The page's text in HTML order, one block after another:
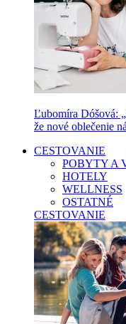
Ľubomíra Dóšová:
že nové oblečenie
CESTOVANIE
POBYTY A
HOTELY
WELLNESS
OSTATNÉ
CESTOVANIE